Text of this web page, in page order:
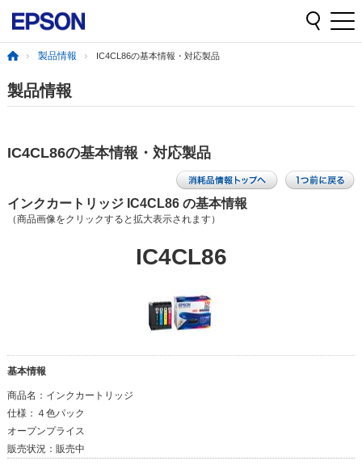
製品情報 IC4CL86の基本情報・対応製品
製品情報
IC4CL86の基本情報・対応製品
インクカートリッジ IC4CL86 の基本情報
（商品画像をクリックすると拡大表示されます）
IC4CL86
基本情報
商品名： インクカートリッジ
仕様： ４色パック
オープンプライス
販売状況： 販売中